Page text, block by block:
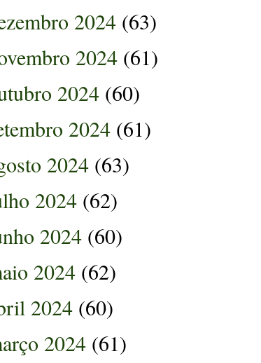
2024 (63)
2024 (61)
2024 (60)
2024 (61)
2024 (63)
2024 (62)
2024 (60)
2024 (62)
2024 (60)
2024 (61)